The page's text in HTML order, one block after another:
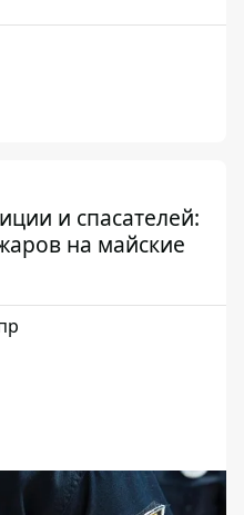
и спасателей:
на майские